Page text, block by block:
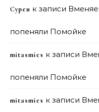
Сурен к записи
попеняли Помойке
mitasmies к записи
попеняли Помойке
mitasmies к записи